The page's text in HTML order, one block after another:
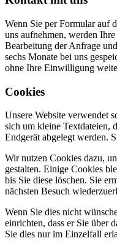
Wenn Sie per Formular auf
uns aufnehmen, werden
Bearbeitung der Anfrage
sechs Monate bei uns
ohne Ihre Einwilligung
Cookies
Unsere Website verwendet
sich um kleine Textdateien,
Endgerät abgelegt werden.
Wir nutzen Cookies dazu,
gestalten. Einige Cookies
bis Sie diese löschen. Sie
nächsten Besuch
Wenn Sie dies nicht
einrichten, dass er Sie über
Sie dies nur im Einzelfall